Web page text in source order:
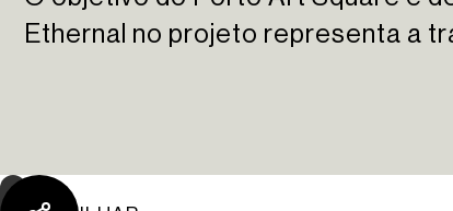
Ethernal no projeto representa a